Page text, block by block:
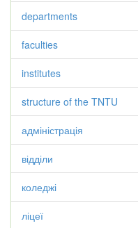
departments
faculties
institutes
structure of the TNTU
адміністрація
відділи
коледжі
ліцеї